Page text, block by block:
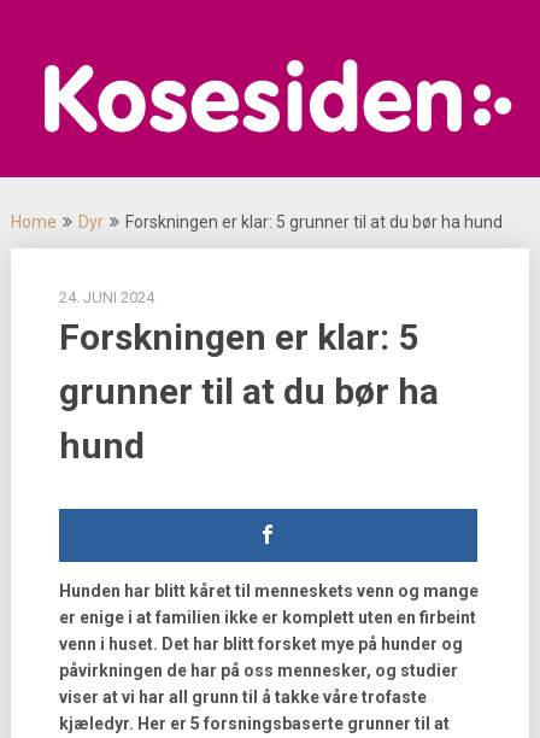
content
Home Dyr Forskningen er klar: 5 grunner til at du bør ha hund
24. JUNI 2024
Forskningen er klar: 5
grunner til at du bør ha
hund
Hunden har blitt kåret til menneskets venn og mange
er enige i at familien ikke er komplett uten en firbeint
venn i huset. Det har blitt forsket mye på hunder og
påvirkningen de har på oss mennesker, og studier
viser at vi har all grunn til å takke våre trofaste
kjæledyr. Her er 5 forsningsbaserte grunner til at